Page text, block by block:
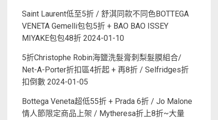
Saint Laurent低至5折 / 舒淇同款不同色BOTTEGA
VENETA Gemelli包包5折 + BAO BAO ISSEY
MIYAKE包包48折 2024-01-10
5折Christophe Robin海鹽洗髮膏刺梨髮膜組合/
Net-A-Porter折扣區4折起 + 再8折 / Selfridges折
扣倒數 2024-01-05
Bottega Veneta超低55折 + Prada 6折 / Jo Malone
情人節限定商品上架 / Mytheresa折上8折~大量